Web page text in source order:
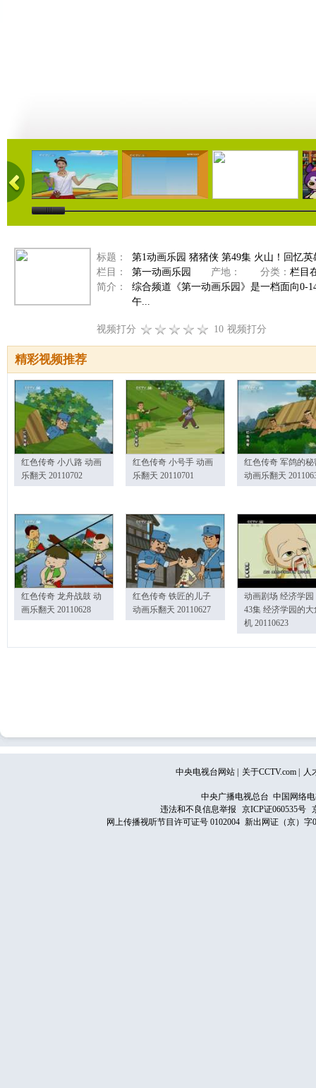
29:41 29:10 28:53
标题：
第1动画乐园 猪猪侠 第49集 火山！回忆
栏目：
第一动画乐园 产地： 分类： 栏目
简介：
综合频道《第一动画乐园》是一档面向0-
午...
视频打分 10 视频打分
精彩视频推荐
红色传奇 小八路 动画
乐翻天 20110702
红色传奇 小号手 动画
乐翻天 20110701
红色传奇 军鸽的秘
动画乐翻天
红色传奇 龙舟战鼓 动
画乐翻天 20110628
红色传奇 铁匠的儿子
动画乐翻天 20110627
动画剧场 经济学园
43集 经济学园的大
机 20110623
中央电视台网站 关于CCTV.com 人
中央广播电视总台 中国网络
违法和不良信息举报
京ICP证060535号
网上传播视听节目许可证号 0102004 新出网证（京）